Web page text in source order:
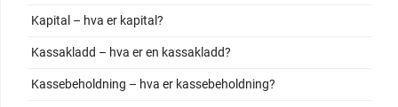
Kapital – hva er kapital?
Kassakladd – hva er en kassakladd?
Kassebeholdning – hva er kassebeholdning?